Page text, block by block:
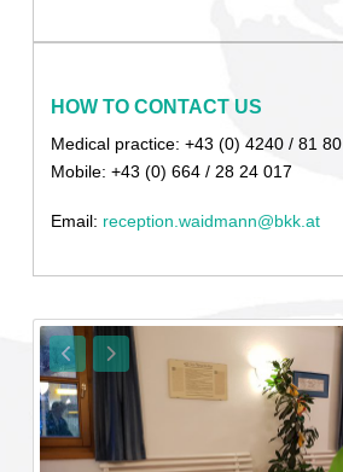
HOW TO CONTACT US
Medical practice: +43 (0) 4240 / 81 80
Mobile: +43 (0) 664 / 28 24 017
Email: reception.waidmann@bkk.at